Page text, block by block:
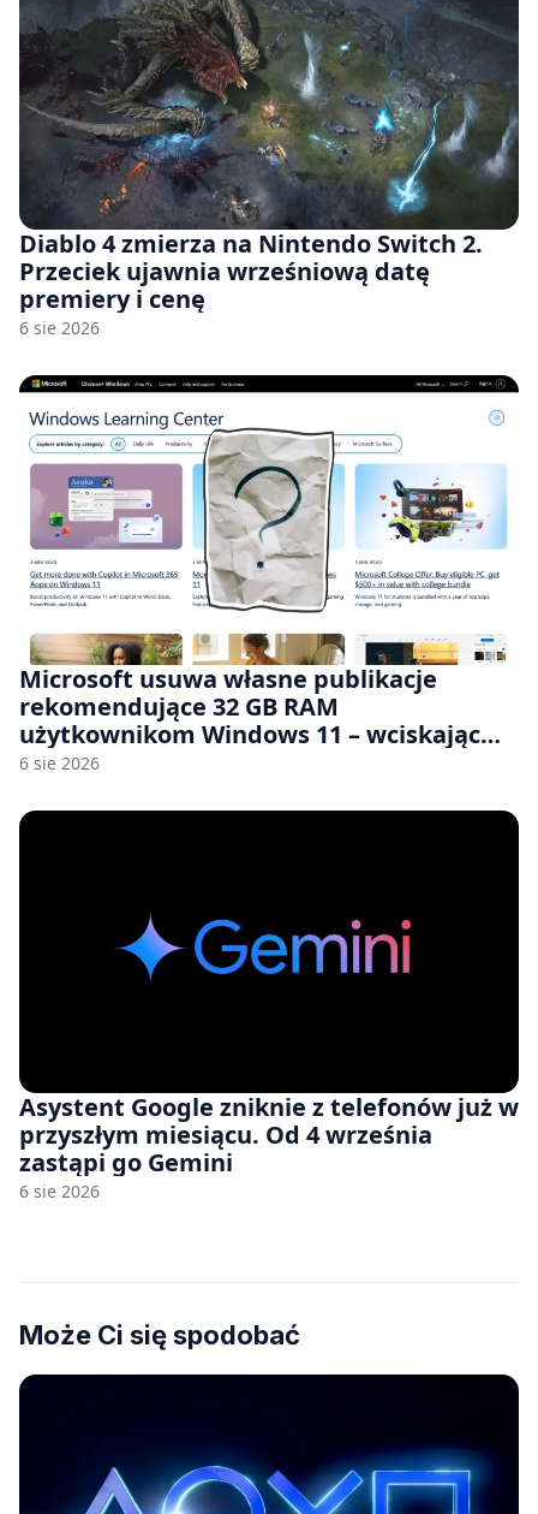
Diablo 4 zmierza na Nintendo Switch 2.
Przeciek ujawnia wrześniową datę
premiery i cenę
6 sie 2026
Microsoft usuwa własne publikacje
rekomendujące 32 GB RAM
użytkownikom Windows 11 – wciskając
nam przy tym komputery z 8 GB RAM po
6 sie 2026
Asystent Google zniknie z telefonów już w
przyszłym miesiącu. Od 4 września
zastąpi go Gemini
6 sie 2026
Może Ci się spodobać